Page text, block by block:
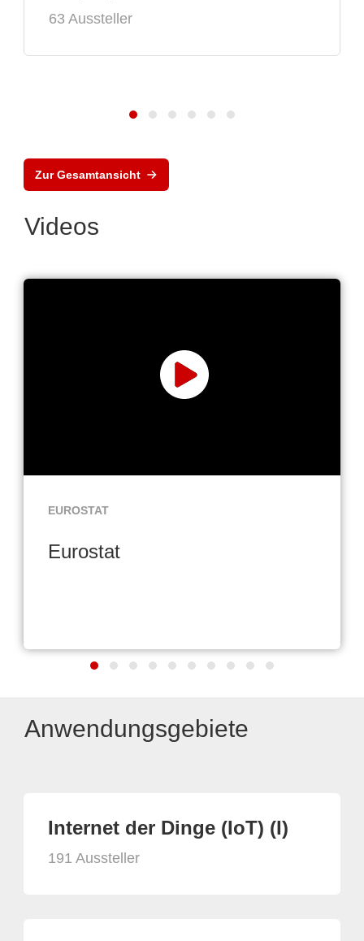
63 Aussteller
Zur Gesamtansicht
Videos
EUROSTAT
Eurostat
Anwendungsgebiete
Internet der Dinge (IoT) (I)
191 Aussteller